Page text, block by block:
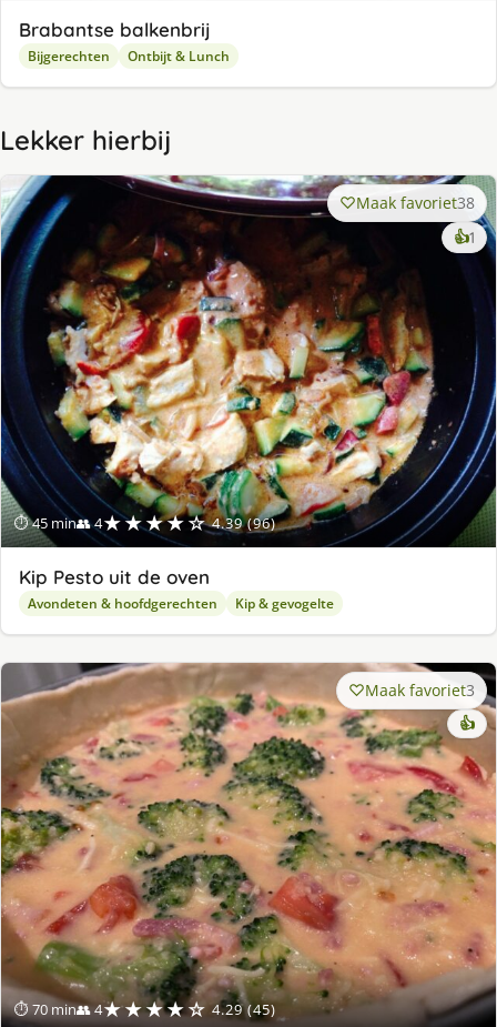
Brabantse balkenbrij
Bijgerechten Ontbijt & Lunch
Lekker hierbij
⏱ 45 min👥 4★★★★☆ 4.39 (96)
Maak favoriet38
👍1
Kip Pesto uit de oven
Avondeten & hoofdgerechten Kip & gevogelte
⏱ 70 min👥 4★★★★☆ 4.29 (45)
Maak favoriet3
👍